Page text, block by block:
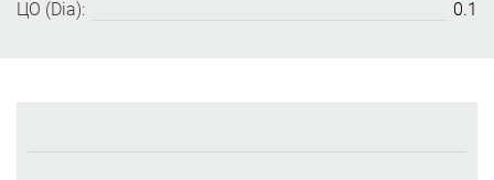
ЦО (Dia):
0.1